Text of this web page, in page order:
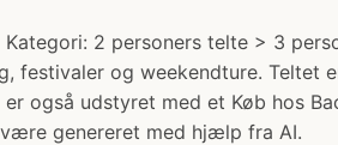
2 personers telte > 3
festivaler og weekendture.
også udstyret med et Køb hos
genereret med hjælp fra AI.